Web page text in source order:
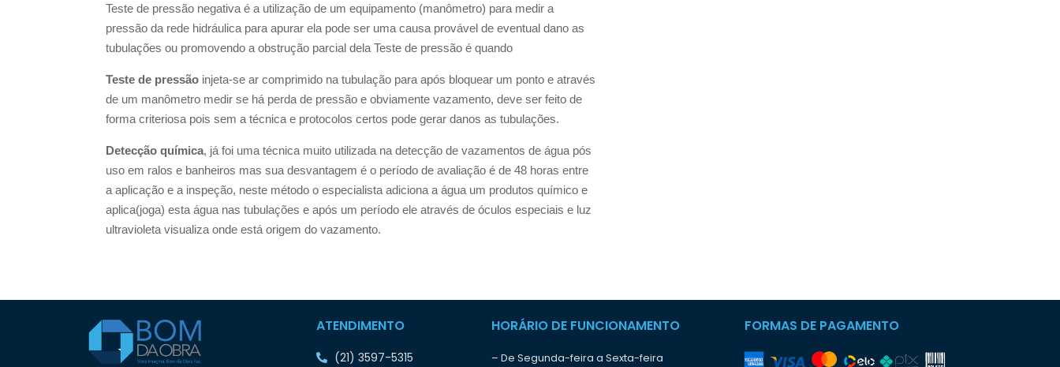
Teste de pressão negativa é a utilização de um equipamento (manômetro) para medir a
pressão da rede hidráulica para apurar ela pode ser uma causa provável de eventual dano as
tubulações ou promovendo a obstrução parcial dela Teste de pressão é quando
Teste de pressão injeta-se ar comprimido na tubulação para após bloquear um ponto e através
de um manômetro medir se há perda de pressão e obviamente vazamento, deve ser feito de
forma criteriosa pois sem a técnica e protocolos certos pode gerar danos as tubulações.
Detecção química, já foi uma técnica muito utilizada na detecção de vazamentos de água pós
uso em ralos e banheiros mas sua desvantagem é o período de avaliação é de 48 horas entre
a aplicação e a inspeção, neste método o especialista adiciona a água um produtos químico e
aplica(joga) esta água nas tubulações e após um período ele através de óculos especiais e luz
ultravioleta visualiza onde está origem do vazamento.
ATENDIMENTO
(21) 3597-5315
HORÁRIO DE FUNCIONAMENTO
– De Segunda-feira a Sexta-feira
FORMAS DE PAGAMENTO